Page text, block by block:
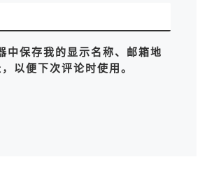
中保存我的显示名称、邮箱地
以便下次评论时使用。